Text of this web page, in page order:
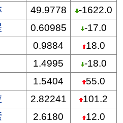
49.9778
-1622.0
0.60985
-17.0
0.9884
18.0
1.4995
-18.0
1.5404
55.0
2.82241
101.2
2.6180
12.0